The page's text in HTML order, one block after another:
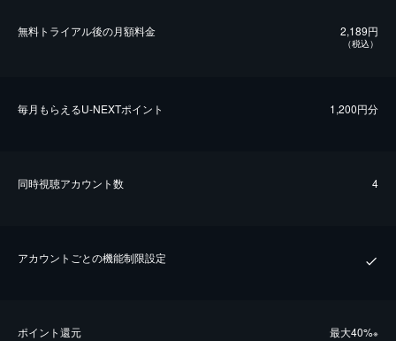
無料トライアル後の⽉額料金 2,189円
（税込）
毎⽉もらえるU-NEXTポイント 1,200円分
同時視聴アカウント数 4
アカウントごとの機能制限設定
ポイント還元 最⼤40%※